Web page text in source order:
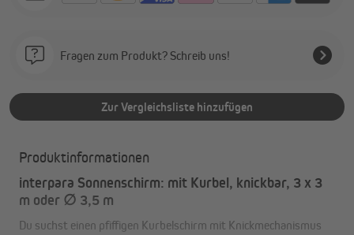
Fragen zum Produkt? Schreib uns!
Zur Vergleichsliste hinzufügen
Produktinformationen
interpara Sonnenschirm: mit Kurbel, knickbar, 3 x 3
m oder ∅ 3,5 m
Du suchst einen pfiffigen Kurbelschirm mit Knickmechanismus